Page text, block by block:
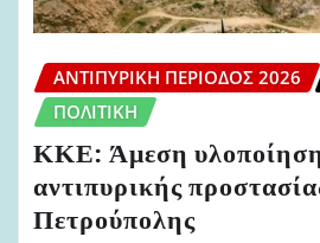
ΑΝΤΙΠΥΡΙΚΉ ΠΕΡΊΟΔΟΣ 2026
ΠΟΛΙΤΙΚΉ
ΚΚΕ: Άμεση
αντιπυρικής
Πετρούπολης